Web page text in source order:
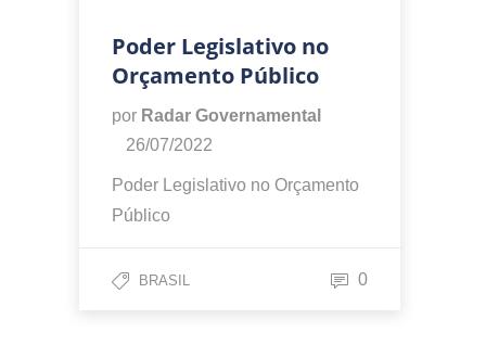
Poder Legislativo no
Orçamento Público
por Radar Governamental
26/07/2022
Poder Legislativo no Orçamento
Público
BRASIL 0